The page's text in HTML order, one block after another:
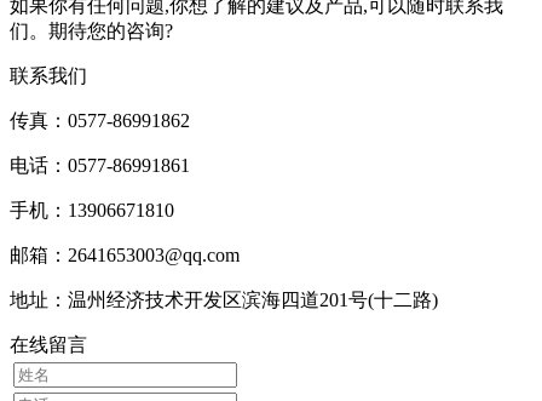
如果你有任何问题,你想了解的建议及产品,可以随时联系我
们。期待您的咨询?
联系我们
传真：0577-86991862
电话：0577-86991861
手机：13906671810
邮箱：2641653003@qq.com
地址：温州经济技术开发区滨海四道201号(十二路)
在线留言